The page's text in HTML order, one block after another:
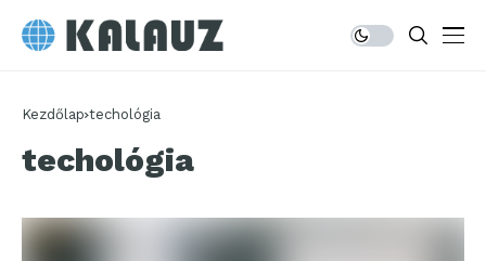
Kezdőlap techológia
techológia